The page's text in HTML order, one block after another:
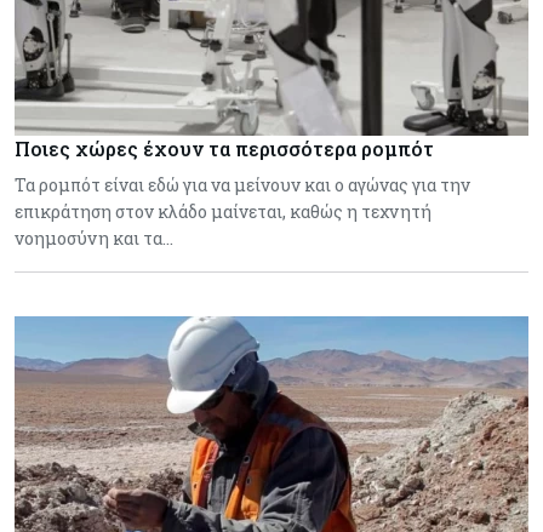
Ποιες χώρες έχουν τα περισσότερα ρομπότ
Τα ρομπότ είναι εδώ για να μείνουν και ο αγώνας για την
επικράτηση στον κλάδο μαίνεται, καθώς η τεχνητή
νοημοσύνη και τα…